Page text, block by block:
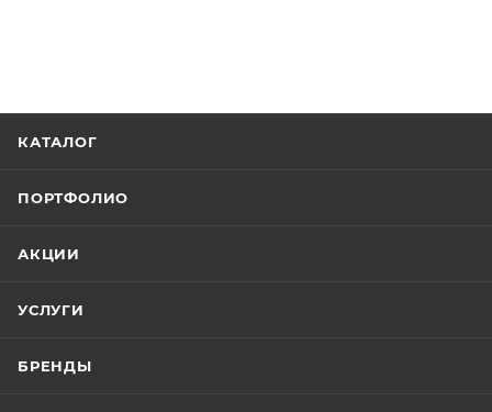
КАТАЛОГ
ПОРТФОЛИО
АКЦИИ
УСЛУГИ
БРЕНДЫ